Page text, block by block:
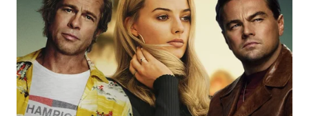
WN
BOROBUDUR
WN
MADURA
WN